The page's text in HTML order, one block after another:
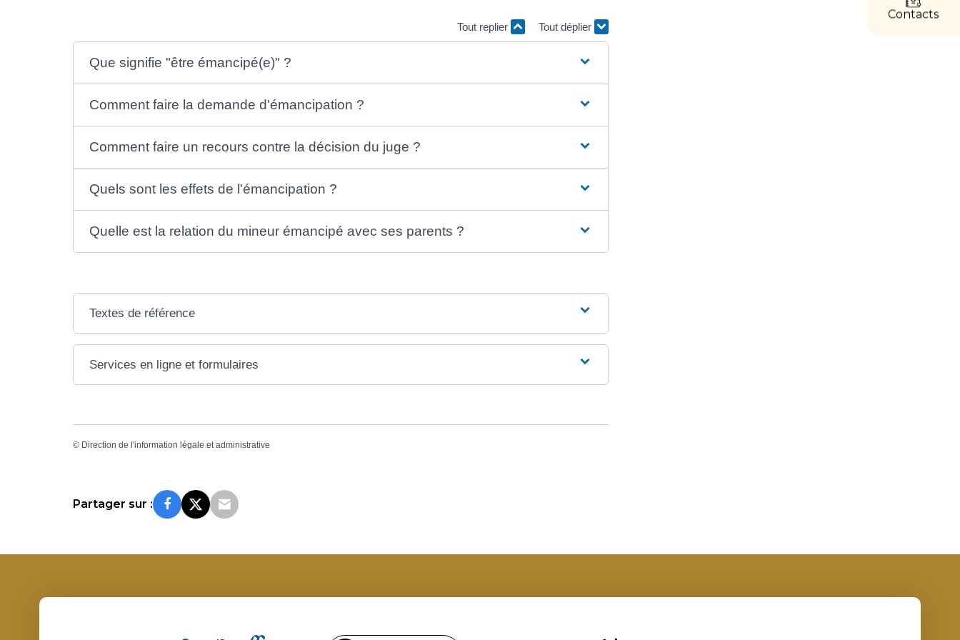
Contacts
Tout replier Tout déplier
Que signifie "être émancipé(e)" ?
Comment faire la demande d'émancipation ?
Comment faire un recours contre la décision du juge ?
Quels sont les effets de l'émancipation ?
Quelle est la relation du mineur émancipé avec ses parents ?
Textes de référence
Services en ligne et formulaires
© Direction de l'information légale et administrative
Partager sur :